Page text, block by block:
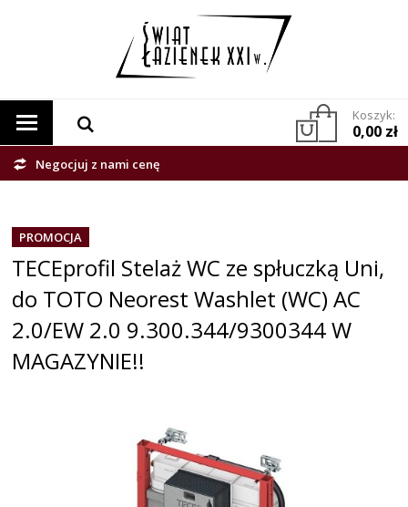
Koszyk:
0,00 zł
Negocjuj z nami cenę
PROMOCJA
TECEprofil Stelaż WC ze spłuczką Uni,
do TOTO Neorest Washlet (WC) AC
2.0/EW 2.0 9.300.344/9300344 W
MAGAZYNIE!!